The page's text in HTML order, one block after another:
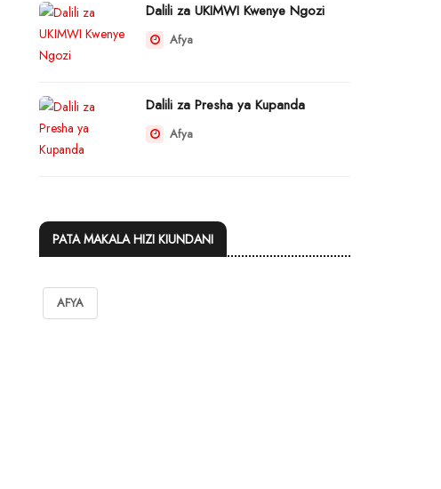
Dalili za UKIMWI Kwenye Ngozi
Afya
Dalili za Presha ya Kupanda
Afya
PATA MAKALA HIZI KIUNDANI
AFYA